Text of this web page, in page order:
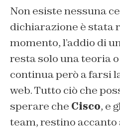
Non esiste nessuna
dichiarazione è stata
momento, l’addio di
resta solo una teoria
continua però a farsi
web. Tutto ciò che
sperare che Cisco, e
team, restino